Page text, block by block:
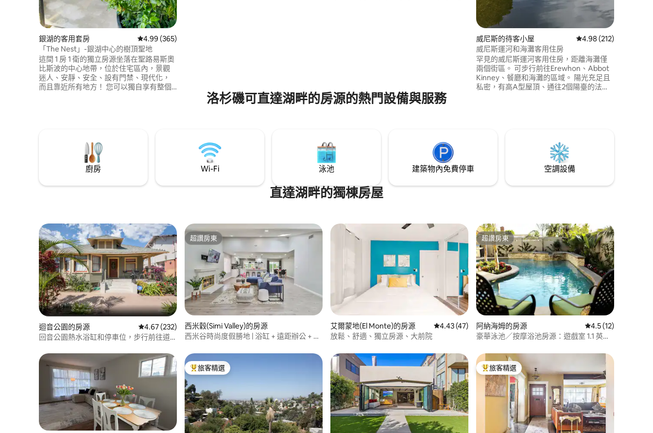
銀湖的客用套房 從 365 則評價中獲得 4.99 的平均評分（滿分 5 分）
4.99 (365)
「The Nest」-銀湖中心的樹頂聖地
這間 1 房 1 衛的獨立房源坐落在聖路易斯奧
比斯波的中心地帶，位於住宅區內，景觀
迷人、安靜、安全、設有門禁、現代化，
而且靠近所有地方！ 您可以獨自享有整個
吸煙。 必須能夠爬很多台階。
威尼斯的待客小屋 從 212 則評價中獲得
4.98 (212)
威尼斯運河和海灘客用住房
罕見的威尼斯運河客用住房，距離海灘僅
兩個街區。 可步行前往Erewhon、Abbot
Kinney、餐廳和海灘的區域。 陽光充足且
私密，有高A型屋頂、通往2個陽臺的法式
行車、沙灘椅和遮陽傘。
洛杉磯可直達湖畔的房源的熱門設備與服務
廚房 Wi-Fi 泳池 建築物內免費停車 空調設備
直達湖畔的獨棟房屋
迴音公園的房源 從 232 則評價中獲得 4.67 的平均評分（滿分 5 分）
4.67 (232)
回音公園熱水浴缸和停車位，步行前往道
超讚房東
超讚房東
西米穀(Simi Valley)的房源
西米谷時尚度假勝地 | 浴缸 + 遠距辦公 + 家
艾爾蒙地(El Monte)的房源 從 47 則評價中獲得 4.43 的平均評分（滿分 5 分）
4.43 (47)
放鬆、舒適、獨立房源、大前院
超讚房東
超讚房東
阿納海姆的房源 從 12 則評價中獲得
4.5 (12)
豪華泳池／按摩浴池房源：遊戲室 1.1 英里
旅客精選榜首
旅客精選 旅客精選榜首
旅客精選